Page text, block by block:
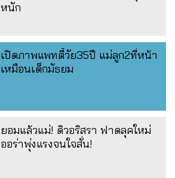
หนัก
เปิดภาพแพทตี้วัย35ปี แม่ลูก2ที่หน้า
เหมือนเด็กมัธยม
ยอมแล้วแม่! ดิวอริสรา ฟาดลุคใหม่
ออร่าพุ่งแรงจนใจสั่น!